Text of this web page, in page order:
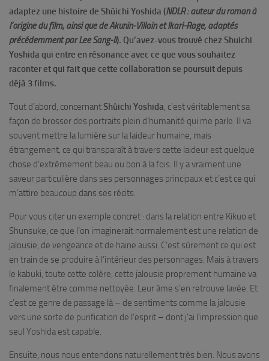
adaptez une histoire de Shûichi Yoshida (NDLR : auteur du roman à
l’origine du film, ainsi que de Akunin-Villain et Ikari-Rage, adaptés
précédemment par Lee Sang-Il). Qu’avez-vous trouvé chez Shuichi
Yoshida qui entre en résonance avec ce que vous souhaitez
raconter et qui fait que cette collaboration se poursuit depuis
déjà 3 films.
Tout d’abord, concernantShûichi Yoshida, c’est véritablement sa
façon de brosser des portraits plein d’humanité qui me parle. Il va
souvent mettre la lumière sur la laideur humaine, mais
étrangement, ce qui transparaît à travers cette laideur est quelque
chose d’extrêmement beau ou bon à la fois. Il y a vraiment une
saveur particulière dans ses personnages principaux et c’est ce qui
m’attire beaucoup dans ses récits.
Pour vous citer un exemple concret : dans la relation entre Kikuo et
Shunsuke, ce que l’on imaginerait normalement est une relation de
jalousie, de vengeance et de haine aussi. C’est sûrement ce qui est
en train de se produire à l’intérieur des personnages. Mais à travers
le kabuki, toute cette colère, cette jalousie proprement humaine va
finalement être comme nettoyée. Leur âme s’en retrouve lavée. Et
c’est ce genre de passage là – de sentiments comme la jalousie
vers une sorte de purification de l’esprit – dont j’ai l’impression que
seul Yoshida est capable.
Ensuite, nous nous entendons naturellement très bien. Nous avons